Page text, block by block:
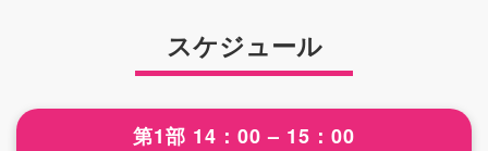
スケジュール
第1部 14：00 – 15：00